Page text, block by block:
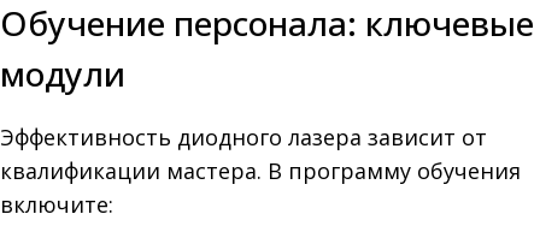
Обучение персонала: ключевые
модули
Эффективность диодного лазера зависит от
квалификации мастера. В программу обучения
включите: